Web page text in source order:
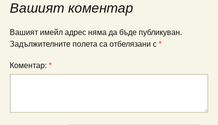
Вашият коментар
Вашият имейл адрес няма да бъде публикуван.
Задължителните полета са отбелязани с *
Коментар: *